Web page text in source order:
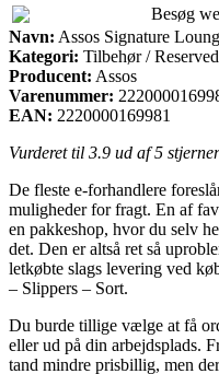
Besøg
Navn: Assos Signature
Kategori: Tilbehør /
Producent: Assos
Varenummer:
EAN: 2220000169981
Vurderet til 3.9 ud af 5
De fleste e-forhandlere
muligheder for fragt. En af
en pakkeshop, hvor du selv
det. Den er altså ret så
letkøbte slags levering ved
– Slippers – Sort.
Du burde tillige vælge at få
eller ud på din arbejdsplads.
tand mindre prisbillig, men